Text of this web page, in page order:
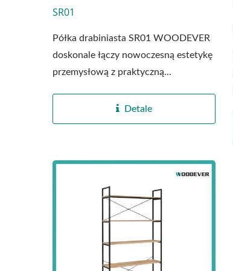
SR01
Półka drabiniasta SR01 WOODEVER
doskonale łączy nowoczesną estetykę
przemysłową z praktyczną...
Detale